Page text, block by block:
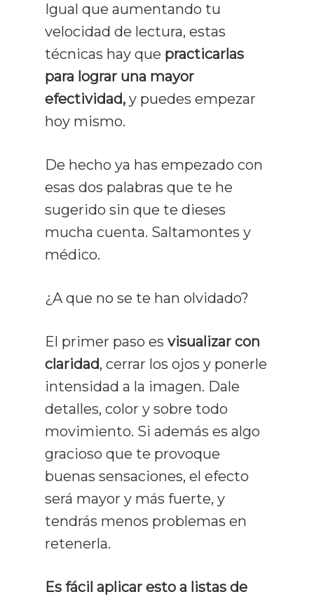
Igual que aumentando tu
velocidad de lectura, estas
técnicas hay que practicarlas
para lograr una mayor
efectividad, y puedes empezar
hoy mismo.
De hecho ya has empezado con
esas dos palabras que te he
sugerido sin que te dieses
mucha cuenta. Saltamontes y
médico.
¿A que no se te han olvidado?
El primer paso es visualizar con
claridad, cerrar los ojos y ponerle
intensidad a la imagen. Dale
detalles, color y sobre todo
movimiento. Si además es algo
gracioso que te provoque
buenas sensaciones, el efecto
será mayor y más fuerte, y
tendrás menos problemas en
retenerla.
Es fácil aplicar esto a listas de